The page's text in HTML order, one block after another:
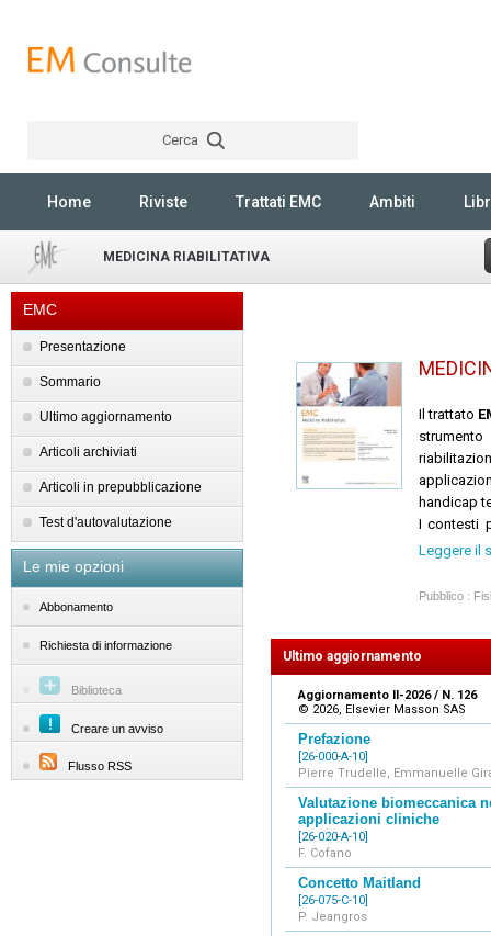
Cerca
Home Riviste Trattati EMC Ambiti
MEDICINA RIABILITATIVA
EMC
Presentazione
Sommario
Ultimo aggiornamento
Articoli archiviati
Articoli in prepubblicazione
Test d'autovalutazione
Le mie opzioni
Abbonamento
Richiesta di informazione
Biblioteca
Creare un avviso
Flusso RSS
Il trattato
handicap
I contesti
sono,
Il
individuali
video,
on-line e
Leggere il
Pubblico :
Ultimo aggiornamento
Aggiornamento II-2026 / N. 126
© 2026, Elsevier Masson SAS
Prefazione
[26-000-A-10]
Pierre Trudelle, Emmanuelle
Valutazione biomeccanica
applicazioni cliniche
[26-020-A-10]
F. Cofano
Concetto Maitland
[26-075-C-10]
P. Jeangros